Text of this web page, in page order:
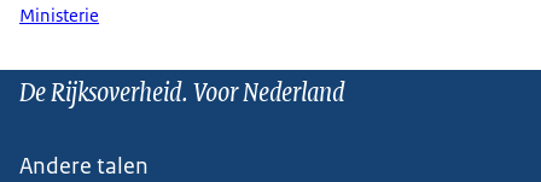
Ministerie
De Rijksoverheid. Voor Nederland
Andere talen